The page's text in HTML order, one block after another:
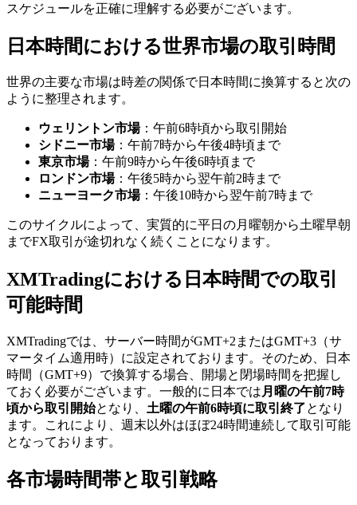
スケジュールを正確に理解する必要がございます。
日本時間における世界市場の取引時間
世界の主要な市場は時差の関係で日本時間に換算すると次の
ように整理されます。
ウェリントン市場：午前6時頃から取引開始
シドニー市場：午前7時から午後4時頃まで
東京市場：午前9時から午後6時頃まで
ロンドン市場：午後5時から翌午前2時まで
ニューヨーク市場：午後10時から翌午前7時まで
このサイクルによって、実質的に平日の月曜朝から土曜早朝
までFX取引が途切れなく続くことになります。
XMTradingにおける日本時間での取引
可能時間
XMTradingでは、サーバー時間がGMT+2またはGMT+3（サ
マータイム適用時）に設定されております。そのため、日本
時間（GMT+9）で換算する場合、開場と閉場時間を把握し
ておく必要がございます。一般的に日本では 月曜の午前7時
頃から取引開始となり、 土曜の午前6時頃に取引終了となり
ます。これにより、週末以外はほぼ24時間連続して取引可能
となっております。
各市場時間帯と取引戦略